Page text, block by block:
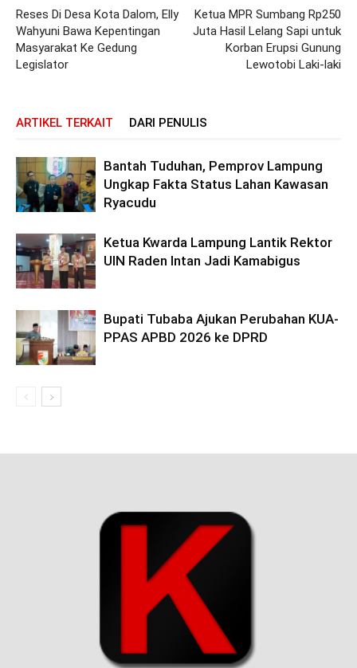
Reses Di Desa Kota Dalom, Elly
Wahyuni Bawa Kepentingan
Masyarakat Ke Gedung
Legislator
Ketua MPR Sumbang Rp250
Juta Hasil Lelang Sapi untuk
Korban Erupsi Gunung
Lewotobi Laki-laki
ARTIKEL TERKAIT DARI PENULIS
Bantah Tuduhan, Pemprov Lampung
Ungkap Fakta Status Lahan Kawasan
Ryacudu
Ketua Kwarda Lampung Lantik Rektor
UIN Raden Intan Jadi Kamabigus
Bupati Tubaba Ajukan Perubahan KUA-
PPAS APBD 2026 ke DPRD